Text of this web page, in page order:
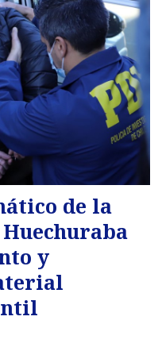
de la
y